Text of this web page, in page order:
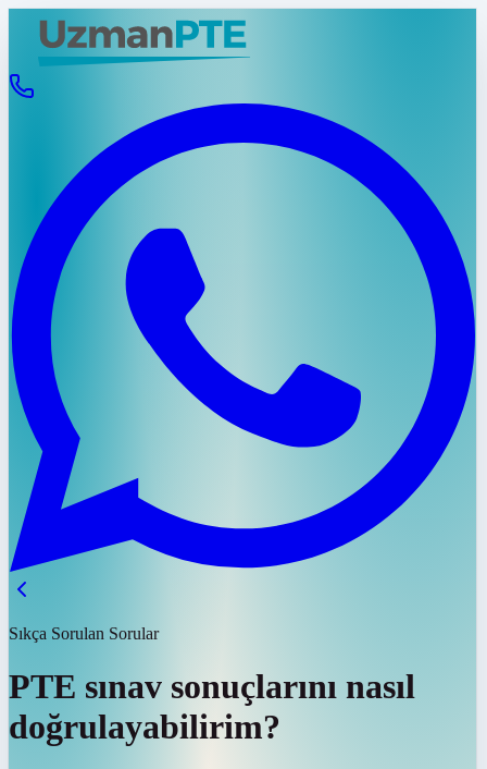
Sıkça Sorulan Sorular
PTE sınav sonuçlarını nasıl
doğrulayabilirim?